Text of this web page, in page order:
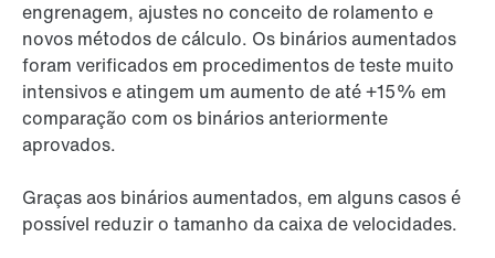
engrenagem, ajustes no conceito de rolamento e
novos métodos de cálculo. Os binários aumentados
foram verificados em procedimentos de teste muito
intensivos e atingem um aumento de até +15% em
comparação com os binários anteriormente
aprovados.
Graças aos binários aumentados, em alguns casos é
possível reduzir o tamanho da caixa de velocidades.